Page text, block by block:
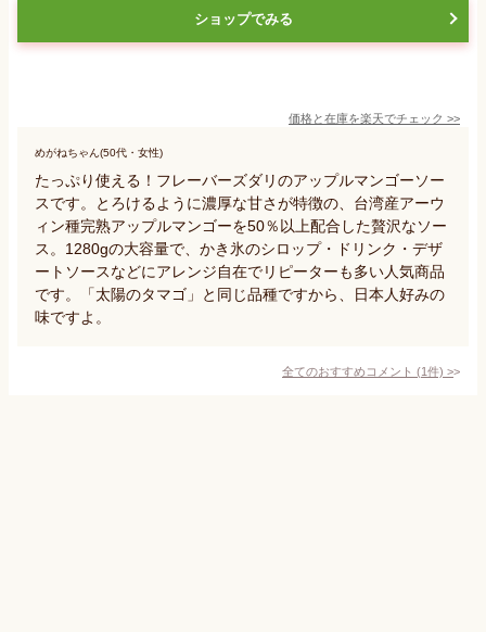
ショップでみる
価格と在庫を楽天でチェック >>
めがねちゃん(50代・女性)
たっぷり使える！フレーバーズダリのアップルマンゴーソー
スです。とろけるように濃厚な甘さが特徴の、台湾産アーウ
ィン種完熟アップルマンゴーを50％以上配合した贅沢なソー
ス。1280gの大容量で、かき氷のシロップ・ドリンク・デザ
ートソースなどにアレンジ自在でリピーターも多い人気商品
です。「太陽のタマゴ」と同じ品種ですから、日本人好みの
味ですよ。
全てのおすすめコメント (1件) >